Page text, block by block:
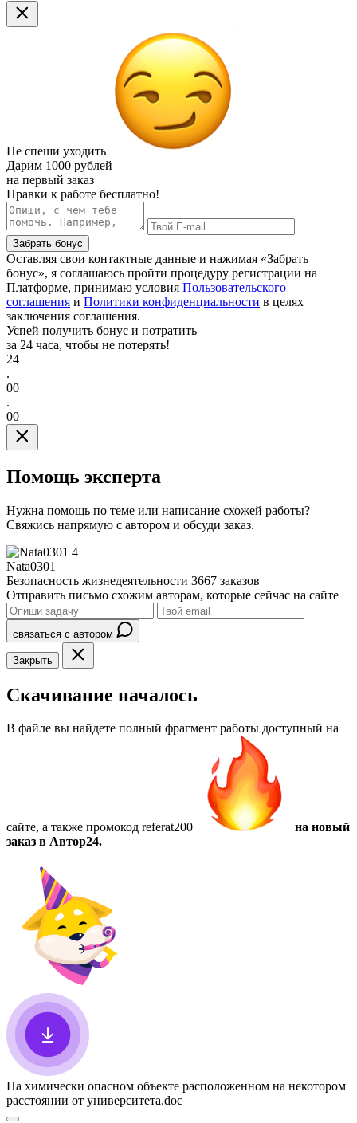
Не спеши уходить
Дарим 1000 рублей
на первый заказ
Правки к работе бесплатно!
Забрать бонус
Оставляя свои контактные данные и нажимая «Забрать
бонус», я соглашаюсь пройти процедуру регистрации на
Платформе, принимаю условия Пользовательского
соглашения и Политики конфиденциальности в целях
заключения соглашения.
Успей получить бонус и потратить
за 24 часа, чтобы не потерять!
24
.
00
.
00
Помощь эксперта
Нужна помощь по теме или написание схожей работы?
Свяжись напрямую с автором и обсуди заказ.
4
Nata0301
Безопасность жизнедеятельности 3667 заказов
Отправить письмо схожим авторам, которые сейчас на сайте
связаться с автором
Закрыть
Скачивание началось
В файле вы найдете полный фрагмент работы доступный на
сайте, а также промокод referat200
на новый
заказ в Автор24.
На химически опасном объекте расположенном на некотором
расстоянии от университета.doc